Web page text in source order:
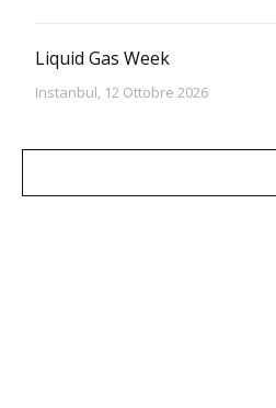
Liquid Gas Week
Instanbul, 12 Ottobre 2026